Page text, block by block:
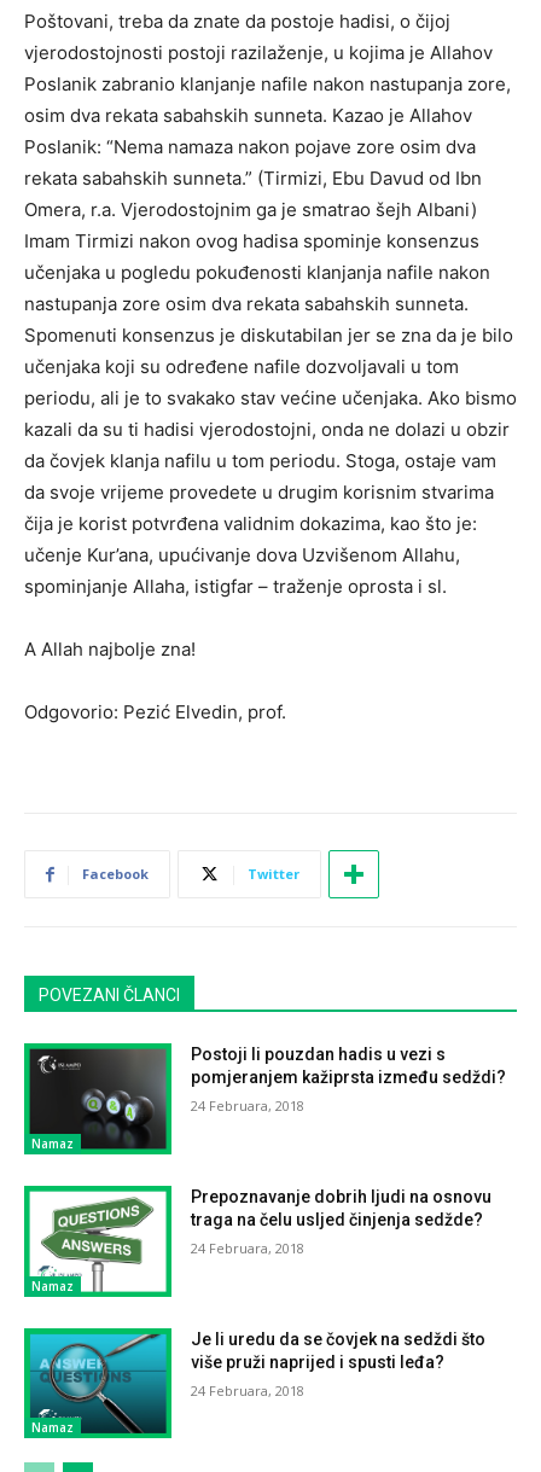
Poštovani, treba da znate da postoje hadisi, o čijoj
vjerodostojnosti postoji razilaženje, u kojima je Allahov
Poslanik zabranio klanjanje nafile nakon nastupanja zore,
osim dva rekata sabahskih sunneta. Kazao je Allahov
Poslanik: “Nema namaza nakon pojave zore osim dva
rekata sabahskih sunneta.” (Tirmizi, Ebu Davud od Ibn
Omera, r.a. Vjerodostojnim ga je smatrao šejh Albani)
Imam Tirmizi nakon ovog hadisa spominje konsenzus
učenjaka u pogledu pokuđenosti klanjanja nafile nakon
nastupanja zore osim dva rekata sabahskih sunneta.
Spomenuti konsenzus je diskutabilan jer se zna da je bilo
učenjaka koji su određene nafile dozvoljavali u tom
periodu, ali je to svakako stav većine učenjaka. Ako bismo
kazali da su ti hadisi vjerodostojni, onda ne dolazi u obzir
da čovjek klanja nafilu u tom periodu. Stoga, ostaje vam
da svoje vrijeme provedete u drugim korisnim stvarima
čija je korist potvrđena validnim dokazima, kao što je:
učenje Kur’ana, upućivanje dova Uzvišenom Allahu,
spominjanje Allaha, istigfar – traženje oprosta i sl.
A Allah najbolje zna!
Odgovorio: Pezić Elvedin, prof.
Facebook Twitter
POVEZANI ČLANCI
Namaz
Postoji li pouzdan hadis u vezi s
pomjeranjem kažiprsta između sedždi?
24 Februara, 2018
Namaz
Prepoznavanje dobrih ljudi na osnovu
traga na čelu usljed činjenja sedžde?
24 Februara, 2018
Namaz
Je li uredu da se čovjek na sedždi što
više pruži naprijed i spusti leđa?
24 Februara, 2018